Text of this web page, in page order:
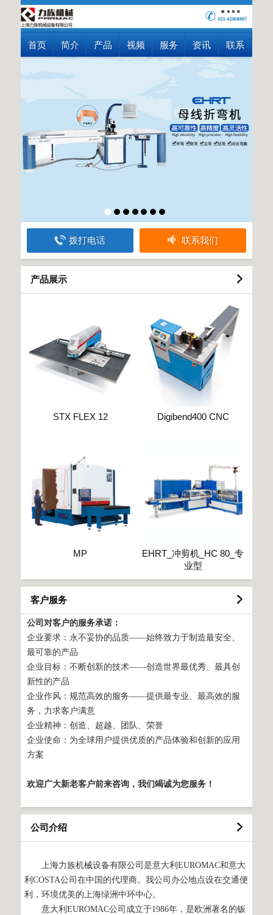
首页 简介 产品 视频 服务 资讯 联系
拨打电话 联系我们
产品展示
STX FLEX 12 Digibend400 CNC
MP
EHRT_冲剪机_HC 80_专
业型
客户服务
公司对客户的服务承诺：
企业要求：永不妥协的品质——始终致力于制造最安全、
最可靠的产品
企业目标：不断创新的技术——创造世界最优秀、最具创
新性的产品
企业作风：规范高效的服务——提供最专业、最高效的服
务，力求客户满意
企业精神：创造、超越、团队、荣誉
企业使命：为全球用户提供优质的产品体验和创新的应用
方案
欢迎广大新老客户前来咨询，我们竭诚为您服务！
公司介绍
上海力族机械设备有限公司是意大利EUROMAC和意大
利COSTA公司在中国的代理商。我公司办公地点设在交通便
利，环境优美的上海绿洲中环中心。
意大利EUROMAC公司成立于1986年，是欧洲著名的钣